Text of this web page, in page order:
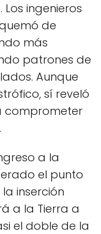
ingenieros
de
más
patrones de
Aunque
sí reveló
comprometer
a la
el punto
inserción
a la Tierra a
el doble de la